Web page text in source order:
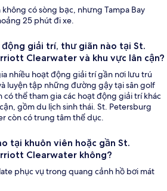
không có sòng bạc, nhưng Tampa Bay
25 phút đi xe.
giải trí, thư giãn nào tại St.
Clearwater và khu vực lân cận?
nhiều hoạt động giải trí gần nơi lưu trú
luyện tập những đường gậy tại sân golf
có thể tham gia các hoạt động giải trí khác
gồm du lịch sinh thái. St. Petersburg
còn có trung tâm thể dục.
tại khuôn viên hoặc gần St.
Clearwater không?
phục vụ trong quang cảnh hồ bơi mát